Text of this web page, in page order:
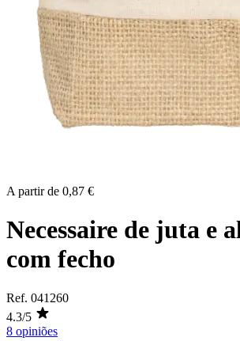
A partir de 0,87 €
Necessaire de juta e
com fecho
Ref. 041260
4.3/5
8 opiniões